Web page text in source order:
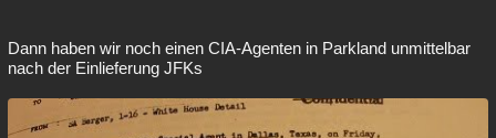
Dann haben wir noch einen CIA-Agenten in Parkland unmittelbar
nach der Einlieferung JFKs